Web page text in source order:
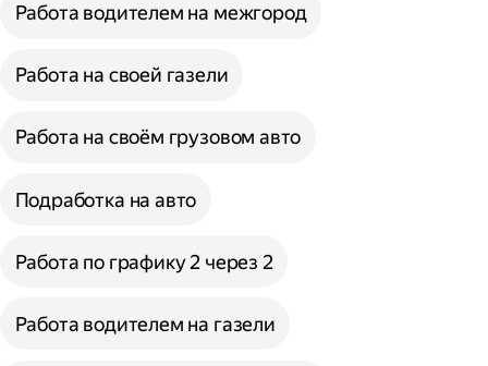
Работа водителем на межгород
Работа на своей газели
Работа на своём грузовом авто
Подработка на авто
Работа по графику 2 через 2
Работа водителем на газели